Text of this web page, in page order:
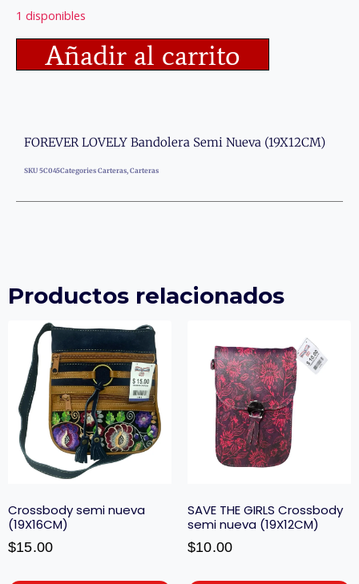
1 disponibles
Añadir al carrito
FOREVER LOVELY Bandolera Semi Nueva (19X12CM)
SKU 5C045Categories Carteras, Carteras
Productos relacionados
Crossbody semi nueva
(19X16CM)
$15.00
SAVE THE GIRLS Crossbody
semi nueva (19X12CM)
$10.00